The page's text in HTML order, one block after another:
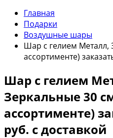
Главная
Подарки
Воздушные шары
Шар с гелием Металл,
ассортименте)
Шар с гелием
Зеркальные 30
ассортименте)
руб. с доставкой